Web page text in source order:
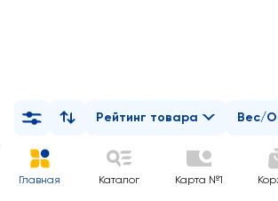
Рейтинг товара Вес/
Главная Каталог Карта №1